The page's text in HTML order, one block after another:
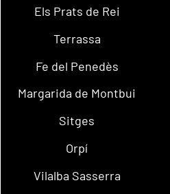
Els Prats de Rei
Terrassa
Fe del Penedès
Margarida de Montbui
Sitges
Orpí
Vilalba Sasserra